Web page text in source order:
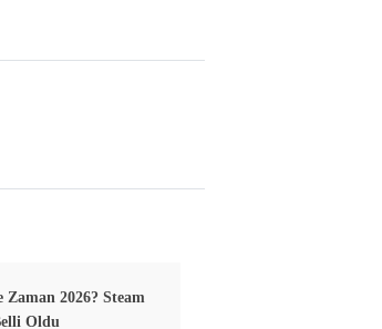
2026? Steam
Oldu